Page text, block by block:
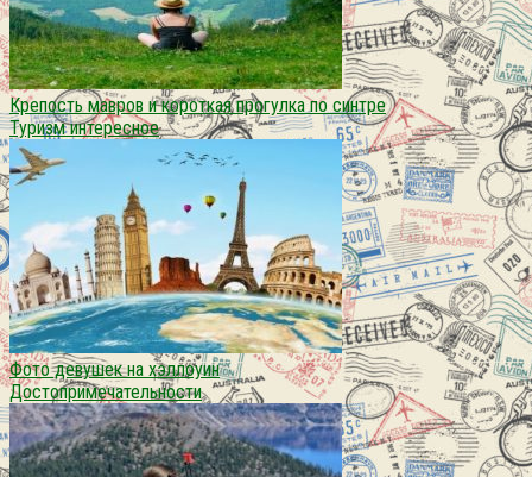
Крепость мавров и короткая прогулка по синтре
Туризм интересное
Фото девушек на хэллоуин
Достопримечательности